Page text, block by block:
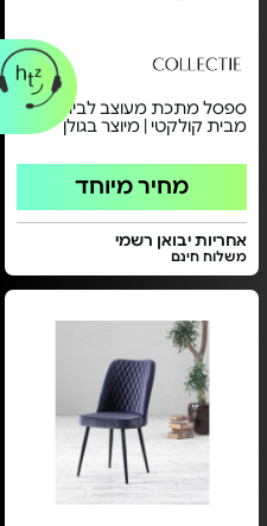
ספסל מתכת מעוצב לבית -
מבית קולקטי | מיוצר בגולן
מחיר מיוחד
אחריות יבואן רשמי
משלוח חינם